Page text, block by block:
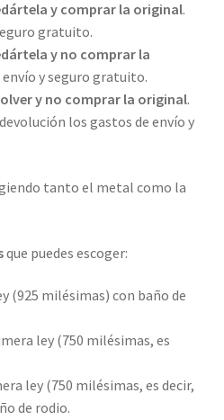
y comprar la original.
gratuito.
y no comprar la
envío y seguro gratuito.
y no comprar la original.
los gastos de envío y
tanto el metal como la
que puedes escoger:
(925 milésimas) con baño de
ley (750 milésimas, es
ley (750 milésimas, es decir,
de rodio.